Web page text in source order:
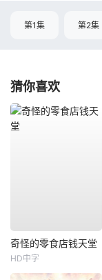
第1集 第2集
猜你喜欢
奇怪的零食店钱天堂
HD中字